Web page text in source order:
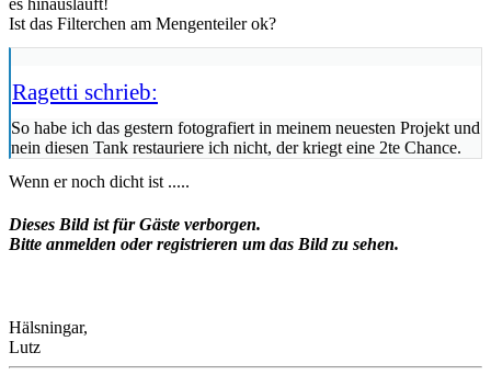
es hinausläuft!
Ist das Filterchen am Mengenteiler ok?
Ragetti schrieb:
So habe ich das gestern fotografiert in meinem neuesten Projekt und
nein diesen Tank restauriere ich nicht, der kriegt eine 2te Chance.
Wenn er noch dicht ist .....
Dieses Bild ist für Gäste verborgen.
Bitte anmelden oder registrieren um das Bild zu sehen.
Hälsningar,
Lutz